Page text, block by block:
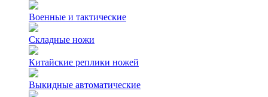
Военные и тактические
Складные ножи
Китайские реплики ножей
Выкидные автоматические